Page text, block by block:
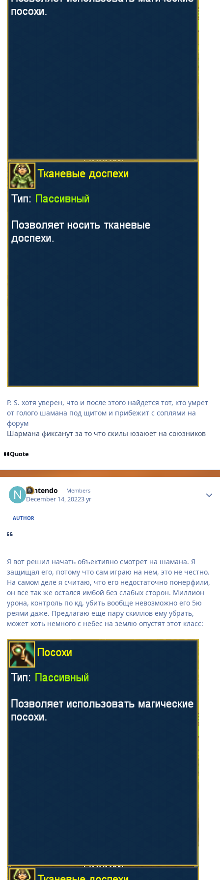
P. S. хотя уверен, что и после этого найдется тот, кто умрет
от голого шамана под щитом и прибежит с соплями на
форум
Шармана фиксанут за то что скилы юзаюет на союзников
Quote
Nintendo Members
December 14, 20223 yr
AUTHOR
Я вот решил начать объективно смотрет на шамана. Я
защищал его, потому что сам играю на нем, это не честно.
На самом деле я считаю, что его недостаточно понерфили,
он всё так же остался имбой без слабых сторон. Миллион
урона, контроль по кд, убить вообще невозможно его 5ю
реями даже. Предлагаю еще пару скиллов ему убрать,
может хоть немного с небес на землю опустят этот класс: